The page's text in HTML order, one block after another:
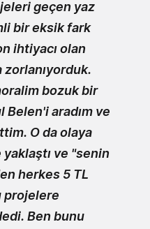
geçen yaz
bir eksik fark
ihtiyacı olan
bozuk bir
Belen'i aradım ve
O da olaya
ve "senin
herkes 5 TL
projelere
Ben bunu